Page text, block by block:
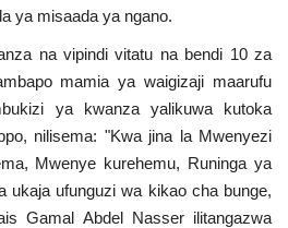
ya misaada ya ngano.
na vipindi vitatu na bendi 10 za
mamia ya waigizaji maarufu
ya kwanza yalikuwa kutoka
nilisema: "Kwa jina la Mwenyezi
Mwenye kurehemu, Runinga ya
ukaja ufunguzi wa kikao cha bunge,
Gamal Abdel Nasser ilitangazwa